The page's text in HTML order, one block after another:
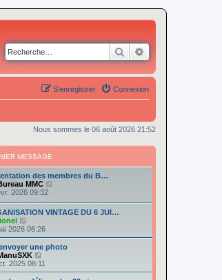
Rechercher
Connexion
S’enregistrer
Nous sommes le 06 août 2026 21:52
MESSAGE
des membres du B…
MMC
r
l
e
r
e
2026 09:32
VINTAGE DU 6 JUI…
o
i
r
l
e
2026 06:26
une photo
o
i
2025 08:11